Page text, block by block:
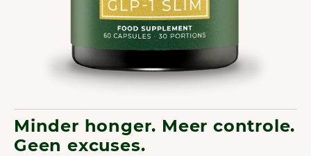
Minder honger. Meer controle.
Geen excuses.